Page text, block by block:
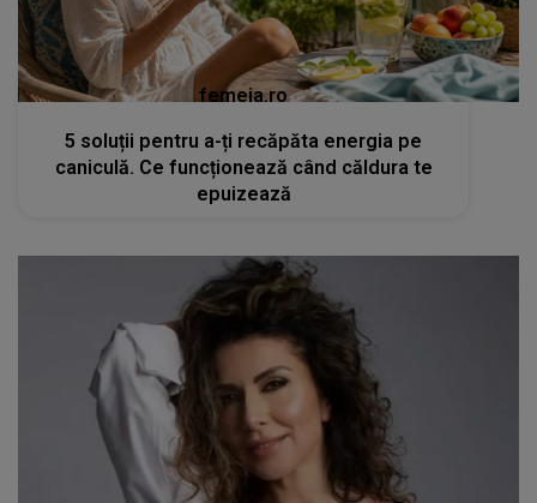
femeia.ro
5 soluții pentru a-ți recăpăta energia pe
caniculă. Ce funcționează când căldura te
epuizează